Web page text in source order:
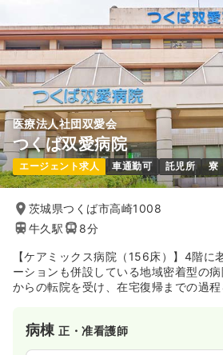
医療法人社団双愛会
つくば双愛病院
エージェント求人 車通勤可 託児所 寮
茨城県つくば市高崎1008
牛久駅
8分
【ケアミックス病院（156床）】4階に
ーションも併設している地域密着型の
からの転院を受け、在宅復帰までの過
病棟正・准看護師